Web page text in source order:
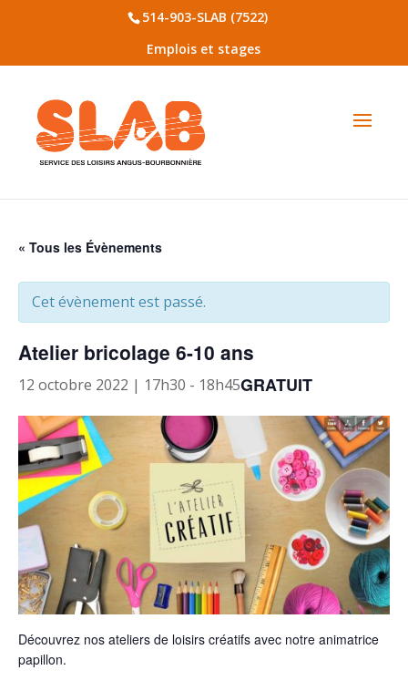
514-903-SLAB (7522)
Emplois et stages
« Tous les Évènements
Cet évènement est passé.
Atelier bricolage 6-10 ans
12 octobre 2022 | 17h30 - 18h45GRATUIT
Découvrez nos ateliers de loisirs créatifs avec notre animatrice
papillon.